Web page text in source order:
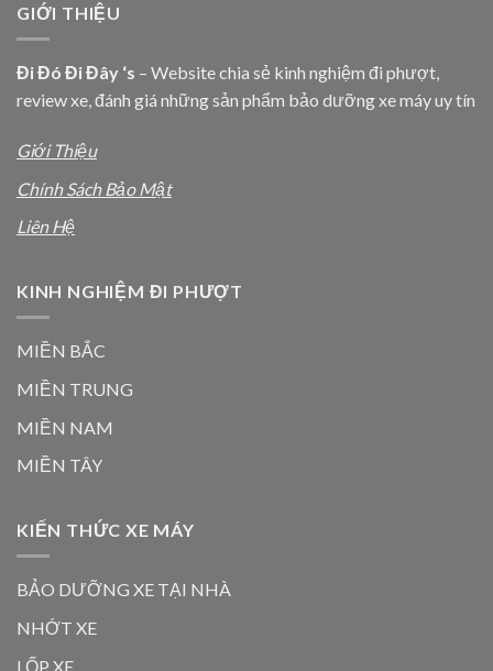
GIỚI THIỆU
Đi Đó Đi Đây ‘s – Website chia sẻ kinh nghiệm đi phượt,
review xe, đánh giá những sản phẩm bảo dưỡng xe máy uy tín
Giới Thiệu
Chính Sách Bảo Mật
Liên Hệ
KINH NGHIỆM ĐI PHƯỢT
MIỀN BẮC
MIỀN TRUNG
MIỀN NAM
MIỀN TÂY
KIẾN THỨC XE MÁY
BẢO DƯỠNG XE TẠI NHÀ
NHỚT XE
LỐP XE